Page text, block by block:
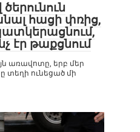
հացի փռից,
էր թաքցնում
առավոտը, երբ մեր
ունեցած մի